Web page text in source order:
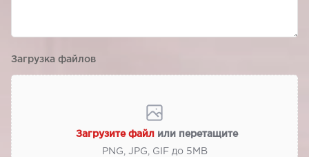
Загрузка файлов
Загрузите файл или перетащите
PNG, JPG, GIF до 5МВ